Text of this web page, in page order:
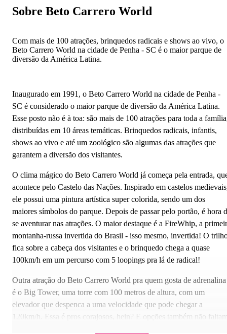
Sobre Beto Carrero World
Com mais de 100 atrações, brinquedos radicais e shows ao vivo, o
Beto Carrero World na cidade de Penha - SC é o maior parque de
diversão da América Latina.
Inaugurado em 1991, o Beto Carrero World na cidade de Penha -
SC é considerado o maior parque de diversão da América Latina.
Esse posto não é à toa: são mais de 100 atrações para toda a
distribuídas em 10 áreas temáticas. Brinquedos radicais, infantis,
shows ao vivo e até um zoológico são algumas das atrações que
garantem a diversão dos visitantes.
O clima mágico do Beto Carrero World já começa pela entrada,
acontece pelo Castelo das Nações. Inspirado em castelos
ele possui uma pintura artística super colorida, sendo um dos
maiores símbolos do parque. Depois de passar pelo portão, é hora
se aventurar nas atrações. O maior destaque é a FireWhip, a
montanha-russa invertida do Brasil - isso mesmo, invertida! O
fica sobre a cabeça dos visitantes e o brinquedo chega a quase
100km/h em um percurso com 5 loopings pra lá de radical!
Outra atração do Beto Carrero World pra quem gosta de adrenalina
é o Big Tower, uma torre com 100 metros de altura, com um
elevador que despenca a uma velocidade que pode chegar a
120km/h. Essa é pros corajosos, hein? E opções também não